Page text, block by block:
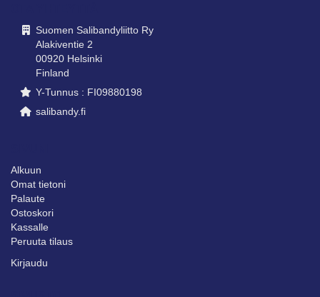
Suomen Salibandyliitto Ry
Alakiventie 2
00920 Helsinki
Finland
Y-Tunnus : FI09880198
salibandy.fi
Alkuun
Omat tietoni
Palaute
Ostoskori
Kassalle
Peruuta tilaus
Kirjaudu